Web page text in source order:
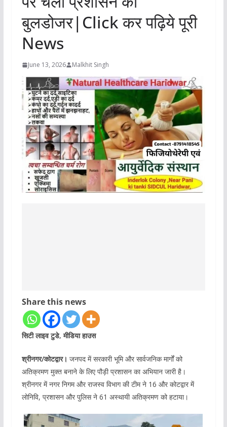
बुलडोजर|Click कर पढ़िये पूरी
News
June 13, 2026 Malkhit Singh
Share this news
सिटी लाइव टुडे, मीडिया हाउस
श्रीनगर/कोटद्वार। जनपद में सरकारी भूमि और सार्वजनिक मार्गों को
अतिक्रमण मुक्त बनाने के लिए पौड़ी प्रशासन का अभियान जारी है।
श्रीनगर में नगर निगम और राजस्व विभाग की टीम ने 16 और कोटद्वार में
लोनिवि, प्रशासन और पुलिस ने 61 अस्थायी अतिक्रमण को हटाया।